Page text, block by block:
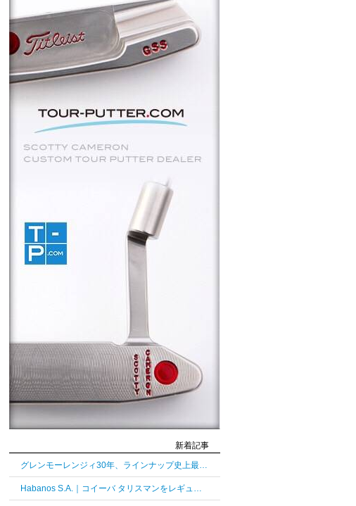
新着記事
グレンモーレンジィ30年、ラインナップ史上最長熟成の30年
Habanos S.A.｜コイーバ タリスマンをレギュラーラインとして復活